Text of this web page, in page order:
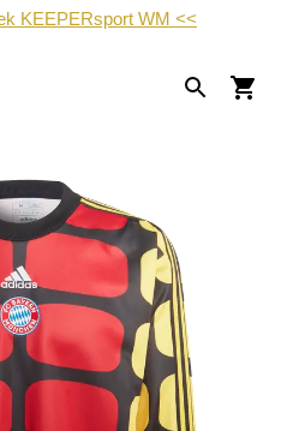
KEEPERsport WM <<